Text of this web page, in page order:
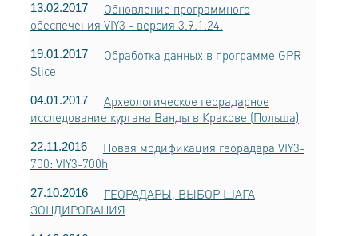
13.02.2017
Обновление программного
обеспечения VIY3 - версия 3.9.1.24.
19.01.2017
Обработка данных в программе GPR-
Slice
04.01.2017
Археологическое георадарное
исследование кургана Ванды в Кракове (Польша)
22.11.2016
Новая модификация георадара VIY3-
700: VIY3-700h
27.10.2016
ГЕОРАДАРЫ, ВЫБОР ШАГА
ЗОНДИРОВАНИЯ